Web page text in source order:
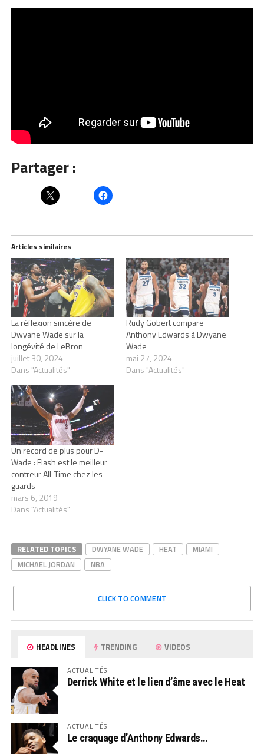
Partager :
Articles similaires
La réflexion sincère de
Dwyane Wade sur la
longévité de LeBron
juillet 30, 2024
Dans "Actualités"
Rudy Gobert compare
Anthony Edwards à Dwyane
Wade
mai 27, 2024
Dans "Actualités"
Un record de plus pour D-
Wade : Flash est le meilleur
contreur All-Time chez les
guards
mars 6, 2019
Dans "Actualités"
RELATED TOPICS DWYANE WADE HEAT
MIAMI
MICHAEL JORDAN
NBA
CLICK TO COMMENT
HEADLINES TRENDING VIDEOS
ACTUALITÉS
Derrick White et le lien d’âme avec le Heat
ACTUALITÉS
Le craquage d’Anthony Edwards…